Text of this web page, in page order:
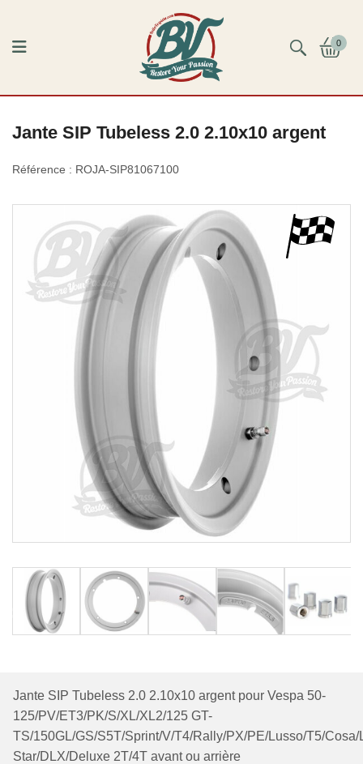
0
Jante SIP Tubeless 2.0 2.10x10 argent
Référence : ROJA-SIP81067100
Jante SIP Tubeless 2.0 2.10x10 argent pour Vespa 50-
125/PV/ET3/PK/S/XL/XL2/125 GT-
TS/150GL/GS/S5T/Sprint/V/T4/Rally/PX/PE/Lusso/T5/Cosa/
Star/DLX/Deluxe 2T/4T avant ou arrière